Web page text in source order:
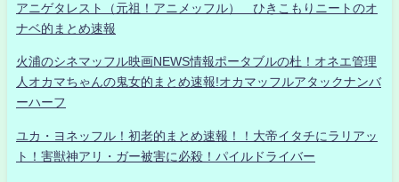
アニゲタレスト（元祖！アニメッフル） ひきこもりニートのオ
ナベ的まとめ速報
火浦のシネマッフル映画NEWS情報ポータブルの杜！オネエ管理
人オカマちゃんの鬼女的まとめ速報!オカマッフルアタックナンバ
ーハーフ
ユカ・ヨネッフル！初老的まとめ速報！！大帝イタチにラリアッ
ト！害獣神アリ・ガー被害に必殺！パイルドライバー